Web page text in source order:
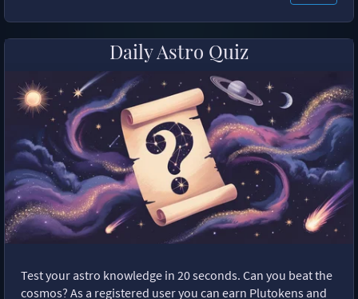
Daily Astro Quiz
Test your astro knowledge in 20 seconds. Can you beat the
cosmos? As a registered user you can earn Plutokens and